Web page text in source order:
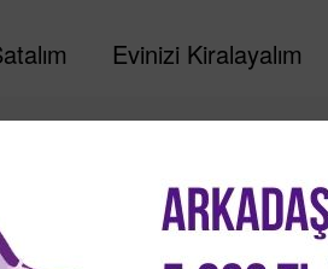
Evinizi Kiralayalım
Nedir?